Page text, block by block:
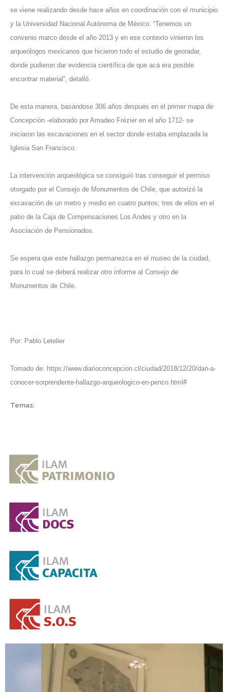
se viene realizando desde hace años en coordinación con el municipio
y la Universidad Nacional Autónoma de México. “Tenemos un
convenio marco desde el año 2013 y en ese contexto vinieron los
arqueólogos mexicanos que hicieron todo el estudio de georadar,
donde pudieron dar evidencia científica de que acá era posible
encontrar material”, detalló.
De esta manera, basándose 306 años después en el primer mapa de
Concepción -elaborado por Amadeo Frézier en el año 1712- se
iniciaron las excavaciones en el sector donde estaba emplazada la
Iglesia San Francisco.
La intervención arqueológica se consiguió tras conseguir el permiso
otorgado por el Consejo de Monumentos de Chile, que autorizó la
excavación de un metro y medio en cuatro puntos; tres de ellos en el
patio de la Caja de Compensaciones Los Andes y otro en la
Asociación de Pensionados.
Se espera que este hallazgo permanezca en el museo de la ciudad,
para lo cual se deberá realizar otro informe al Consejo de
Monumentos de Chile.
Por: Pablo Letelier
Tomado de: https://www.diarioconcepcion.cl/ciudad/2018/12/20/dan-a-
conocer-sorprendente-hallazgo-arqueologico-en-penco.html#
Temas: